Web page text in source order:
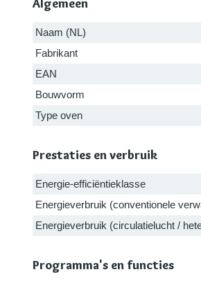
Algemeen
Naam (NL)
Fabrikant
EAN
Bouwvorm
Type oven
Prestaties en verbruik
Energie-efficiëntieklasse
Energieverbruik (conventionele
Energieverbruik (circulatielucht /
Programma's en functies